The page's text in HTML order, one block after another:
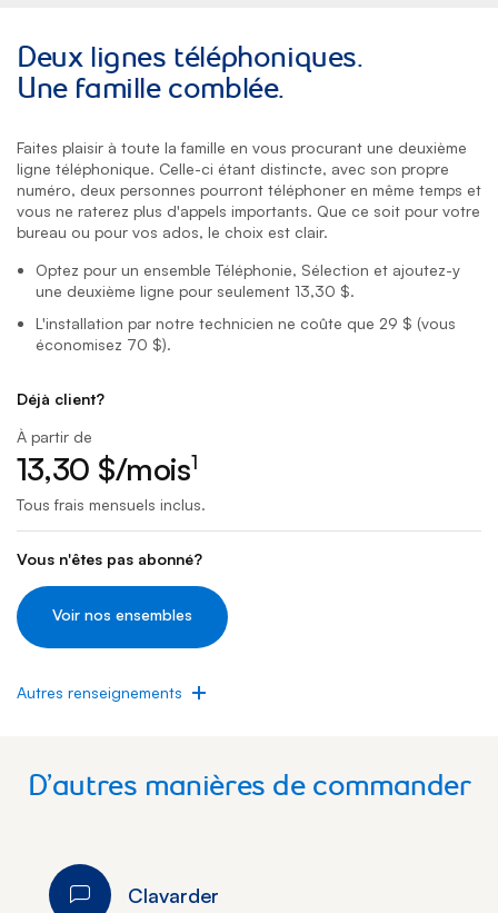
Deux lignes téléphoniques.
Une famille comblée.
Faites plaisir à toute la famille en vous procurant une deuxième
ligne téléphonique. Celle-ci étant distincte, avec son propre
numéro, deux personnes pourront téléphoner en même temps et
vous ne raterez plus d'appels importants. Que ce soit pour votre
bureau ou pour vos ados, le choix est clair.
Optez pour un ensemble Téléphonie, Sélection et ajoutez-y
une deuxième ligne pour seulement 13,30 $.
L'installation par notre technicien ne coûte que 29 $ (vous
économisez 70 $).
Déjà client?
À partir de
13,30 $/mois1
Tous frais mensuels inclus.
Vous n'êtes pas abonné?
Voir nos ensembles
Autres renseignements
D’autres manières de commander
Clavarder